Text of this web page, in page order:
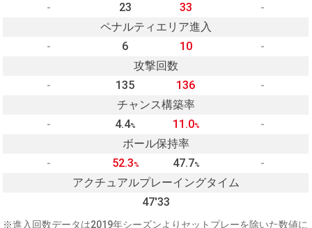
-
23 33
-
ペナルティエリア進入
-
6 10
-
攻撃回数
-
135 136
-
チャンス構築率
-
4.4% 11.0%
-
ボール保持率
-
52.3% 47.7%
-
アクチュアルプレーイングタイム
47'33
※進入回数データは2019年シーズンよりセットプレーを除いた数値に